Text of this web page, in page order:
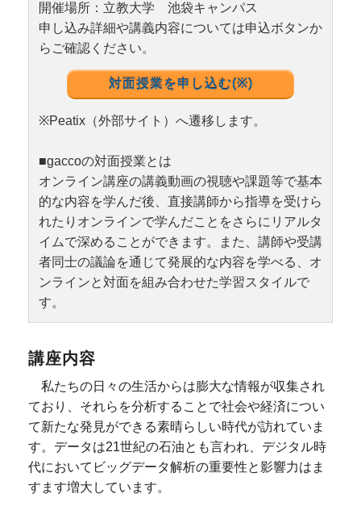
開催場所：立教大学 池袋キャンパス
申し込み詳細や講義内容については申込ボタンか
らご確認ください。
対面授業を申し込む(※)
※Peatix（外部サイト）へ遷移します。
■gaccoの対面授業とは
オンライン講座の講義動画の視聴や課題等で基本
的な内容を学んだ後、直接講師から指導を受けら
れたりオンラインで学んだことをさらにリアルタ
イムで深めることができます。また、講師や受講
者同士の議論を通じて発展的な内容を学べる、オ
ンラインと対面を組み合わせた学習スタイルで
す。
講座内容
私たちの日々の生活からは膨大な情報が収集され
ており、それらを分析することで社会や経済につい
て新たな発見ができる素晴らしい時代が訪れていま
す。データは21世紀の石油とも言われ、デジタル時
代においてビッグデータ解析の重要性と影響力はま
すます増大しています。